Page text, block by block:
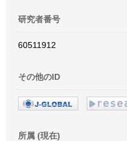
研究者番号
60511912
その他のID
所属 (現在)